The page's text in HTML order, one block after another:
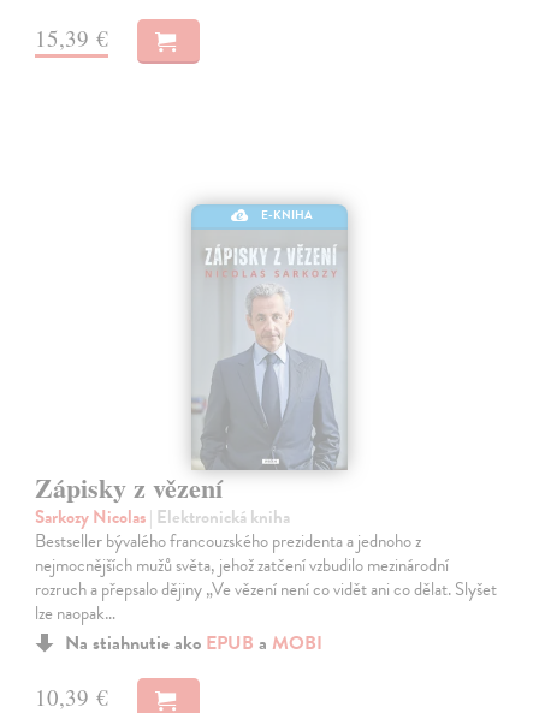
15,39 €
E-KNIHA
Zápisky z vězení
Sarkozy Nicolas| Elektronická kniha
Bestseller bývalého francouzského prezidenta a jednoho z
nejmocnějších mužů světa, jehož zatčení vzbudilo mezinárodní
rozruch a přepsalo dějiny „Ve vězení není co vidět ani co dělat. Slyšet
lze naopak…
Na stiahnutie ako EPUB a MOBI
10,39 €